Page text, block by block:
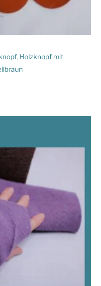
Holzknopf mit